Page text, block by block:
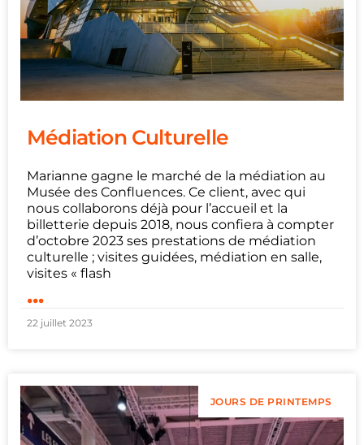
Médiation Culturelle
Marianne gagne le marché de la médiation au
Musée des Confluences. Ce client, avec qui
nous collaborons déjà pour l’accueil et la
billetterie depuis 2018, nous confiera à compter
d’octobre 2023 ses prestations de médiation
culturelle ; visites guidées, médiation en salle,
visites « flash
...
22 juillet 2023
JOURS DE PRINTEMPS